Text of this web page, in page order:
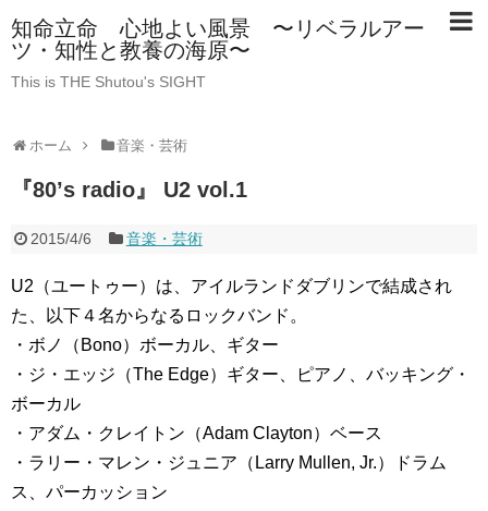
知命立命 心地よい風景 〜リベラルアー
ツ・知性と教養の海原〜
This is THE Shutou's SIGHT
ホーム 音楽・芸術
『80’s radio』 U2 vol.1
2015/4/6 音楽・芸術
U2（ユートゥー）は、アイルランドダブリンで結成され
た、以下４名からなるロックバンド。
・ボノ（Bono）ボーカル、ギター
・ジ・エッジ（The Edge）ギター、ピアノ、バッキング・
ボーカル
・アダム・クレイトン（Adam Clayton）ベース
・ラリー・マレン・ジュニア（Larry Mullen, Jr.）ドラム
ス、パーカッション